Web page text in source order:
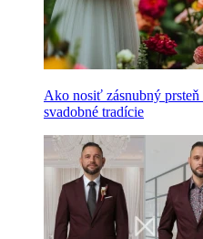
Ako nosiť zásnubný
svadobné tradície